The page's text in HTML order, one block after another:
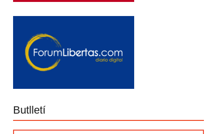
Butlletí